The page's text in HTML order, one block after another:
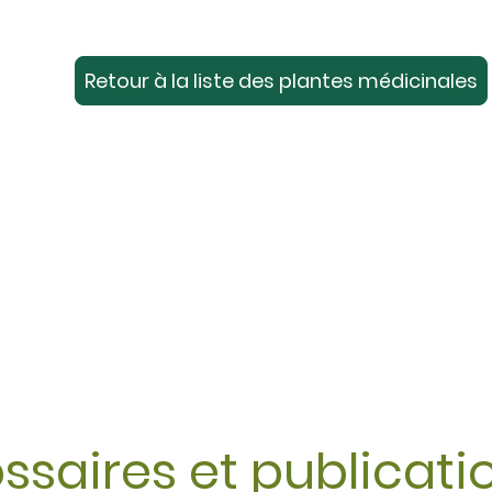
Retour à la liste des plantes médicinales
et